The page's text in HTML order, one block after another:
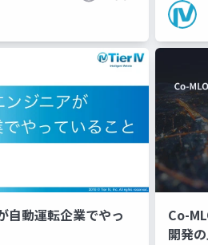
自動運転企業でやっ
Co-
開発